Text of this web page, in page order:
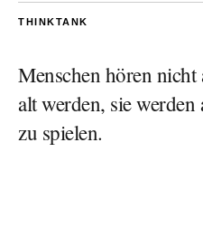
THINKTANK
Menschen hören
alt werden, sie
zu spielen.